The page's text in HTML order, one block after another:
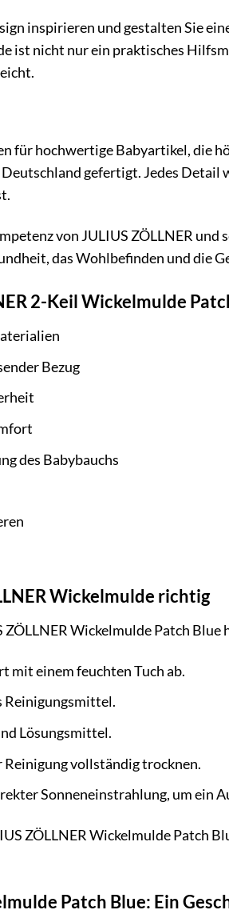
inspirieren und gestalten Sie
ist nicht nur ein praktisches
für hochwertige Babyartikel, die
gefertigt. Jedes Detail
von JULIUS ZÖLLNER
das Wohlbefinden und die
2-Keil Wickelmulde
Bezug
des Babybauchs
Wickelmulde richtig
ZÖLLNER Wickelmulde Patch
mit einem feuchten Tuch ab.
Reinigungsmittel.
Lösungsmittel.
Reinigung vollständig trocknen.
Sonneneinstrahlung, um ein
ZÖLLNER Wickelmulde Patch
Patch Blue: Ein